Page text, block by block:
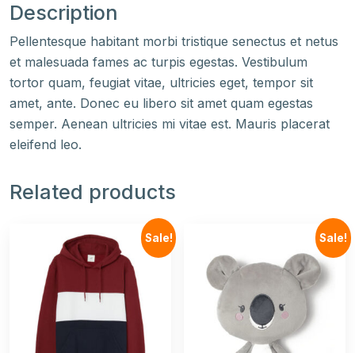
Description
Pellentesque habitant morbi tristique senectus et netus
et malesuada fames ac turpis egestas. Vestibulum
tortor quam, feugiat vitae, ultricies eget, tempor sit
amet, ante. Donec eu libero sit amet quam egestas
semper. Aenean ultricies mi vitae est. Mauris placerat
eleifend leo.
Related products
Sale! Sale!